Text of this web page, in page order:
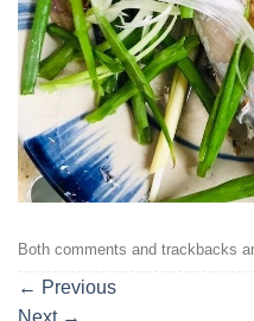
Both comments and trackbacks
← Previous
Next →